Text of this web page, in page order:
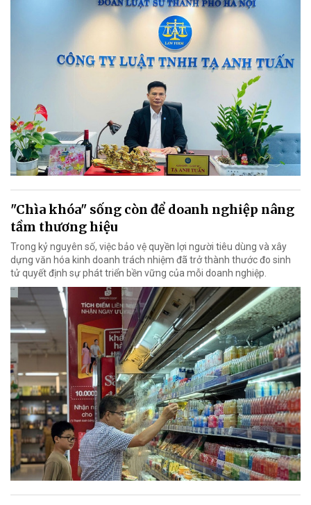
"Chìa khóa" sống còn để doanh nghiệp nâng
tầm thương hiệu
Trong kỷ nguyên số, việc bảo vệ quyền lợi người tiêu dùng và xây
dựng văn hóa kinh doanh trách nhiệm đã trở thành thước đo sinh
tử quyết định sự phát triển bền vững của mỗi doanh nghiệp.